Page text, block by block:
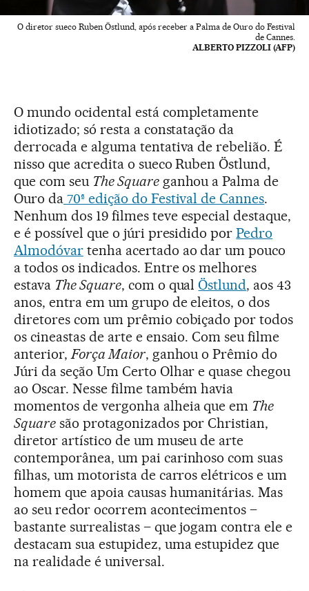
O diretor sueco Ruben Östlund, após receber a Palma de Ouro do Festival
de Cannes.
ALBERTO PIZZOLI (AFP)
O mundo ocidental está completamente
idiotizado; só resta a constatação da
derrocada e alguma tentativa de rebelião. É
nisso que acredita o sueco Ruben Östlund,
que com seu The Squareganhou a Palma de
Ouro da70ª edição do Festival de Cannes.
Nenhum dos 19 filmes teve especial destaque,
e é possível que o júri presidido porPedro
Almodóvartenha acertado ao dar um pouco
a todos os indicados. Entre os melhores
estava The Square, com o qual Östlund, aos 43
anos, entra em um grupo de eleitos, o dos
diretores com um prêmio cobiçado por todos
os cineastas de arte e ensaio. Com seu filme
anterior, Força Maior, ganhou o Prêmio do
Júri da seção Um Certo Olhar e quase chegou
ao Oscar. Nesse filme também havia
momentos de vergonha alheia que em The
Squaresão protagonizados por Christian,
diretor artístico de um museu de arte
contemporânea, um pai carinhoso com suas
filhas, um motorista de carros elétricos e um
homem que apoia causas humanitárias. Mas
ao seu redor ocorrem acontecimentos –
bastante surrealistas – que jogam contra ele e
destacam sua estupidez, uma estupidez que
na realidade é universal.